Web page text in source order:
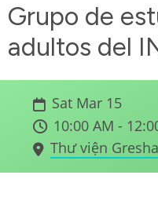
Grupo de
adultos del
Sat Mar 15
10:00 AM -
Thư viện